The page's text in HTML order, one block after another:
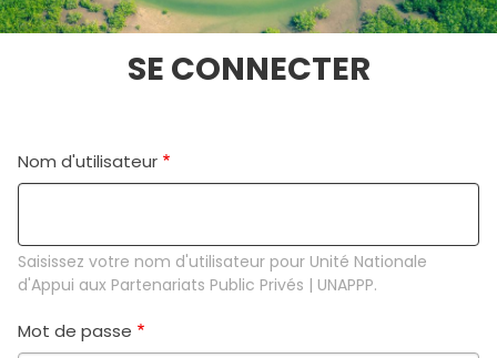
SE CONNECTER
Nom d'utilisateur
Saisissez votre nom d'utilisateur pour Unité Nationale
d'Appui aux Partenariats Public Privés | UNAPPP.
Mot de passe